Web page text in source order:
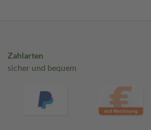
Zahlarten
sicher und bequem